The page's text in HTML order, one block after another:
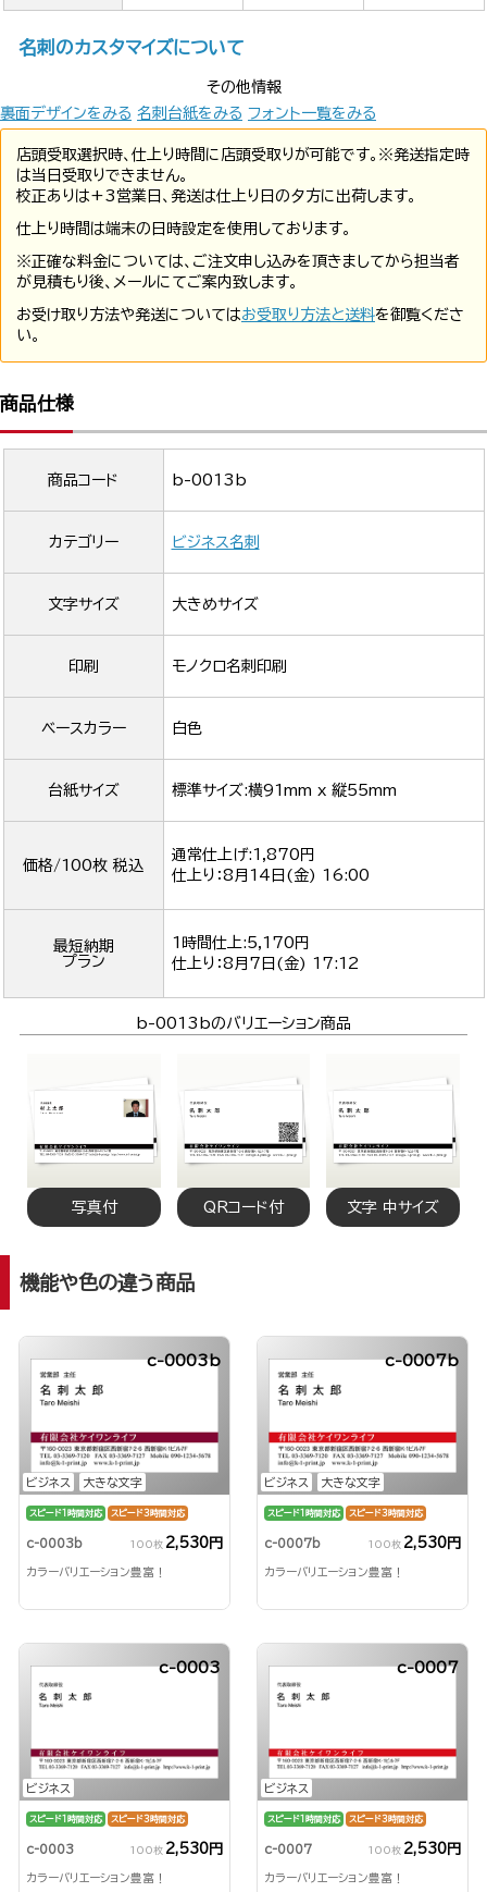
名刺のカスタマイズについて
その他情報
裏面デザインをみる 名刺台紙をみる フォント一覧をみる
店頭受取選択時、仕上り時間に店頭受取りが可能です。※発送指定時
は当日受取りできません。
校正ありは+3営業日、発送は仕上り日の夕方に出荷します。
仕上り時間は端末の日時設定を使用しております。
※正確な料金については、ご注文申し込みを頂きましてから担当者
が見積もり後、メールにてご案内致します。
お受け取り方法や発送についてはお受取り方法と送料を御覧くださ
い。
商品仕様
商品コード b-0013b
カテゴリー ビジネス名刺
文字サイズ 大きめサイズ
印刷 モノクロ名刺印刷
ベースカラー 白色
台紙サイズ 標準サイズ:横91mm x 縦55mm
価格/100枚 税込
通常仕上げ:1,870円
仕上り：8月14日(金) 16:00
最短納期
プラン
1時間仕上:5,170円
仕上り：8月7日(金) 17:12
b-0013bのバリエーション商品
写真付 QRコード付 文字 中サイズ
機能や色の違う商品
ビジネス 大きな文字
c-0003b
スピード1時間対応 スピード3時間対応
c-0003b 100枚 2,530円
カラーバリエーション豊富！
ビジネス 大きな文字
c-0007b
スピード1時間対応 スピード3時間対応
c-0007b 100枚 2,530円
カラーバリエーション豊富！
ビジネス
c-0003
スピード1時間対応 スピード3時間対応
c-0003 100枚 2,530円
カラーバリエーション豊富！
ビジネス
c-0007
スピード1時間対応 スピード3時間対応
c-0007 100枚 2,530円
カラーバリエーション豊富！